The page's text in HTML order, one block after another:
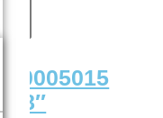
8″